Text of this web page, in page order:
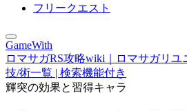
フリークエスト
GameWith
ロマサガRS攻略wiki｜ロマサガリユ
技/術一覧 | 検索機能付き
輝突の効果と習得キャラ